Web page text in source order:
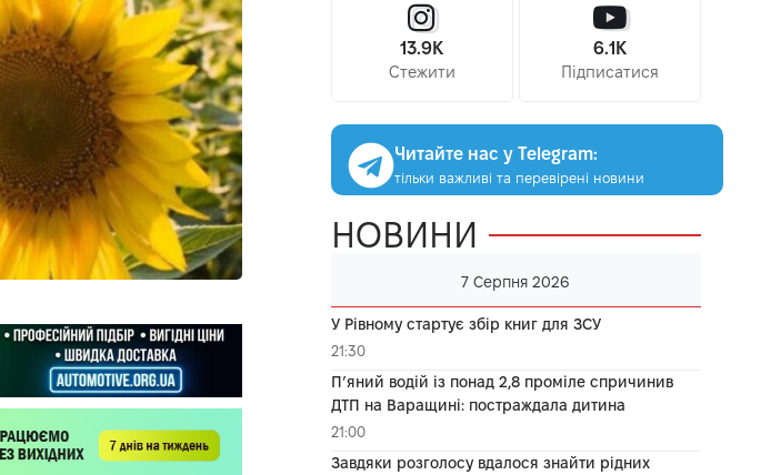
13.9K
Стежити
6.1K
Підписатися
Читайте нас у Telegram:
тільки важливі та перевірені новини
НОВИНИ
7 Серпня 2026
У Рівному стартує збір книг для ЗСУ
21:30
П’яний водій із понад 2,8 проміле спричинив
ДТП на Варащині: постраждала дитина
21:00
Завдяки розголосу вдалося знайти рідних